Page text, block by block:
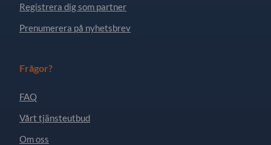
Registrera dig som partner
Prenumerera på nyhetsbrev
Frågor?
FAQ
Vårt tjänsteutbud
Om oss